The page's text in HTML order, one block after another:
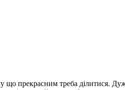
що прекрасним треба ділитися.